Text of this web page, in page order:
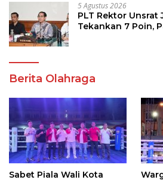
5 Agustus 2026
PLT Rektor Unsrat
Tekankan 7 Poin,
Berita Olahraga
Sabet Piala Wali Kota